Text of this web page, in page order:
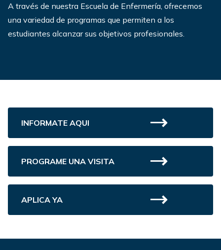
A través de nuestra Escuela de Enfermería, ofrecemos
una variedad de programas que permiten a los
estudiantes alcanzar sus objetivos profesionales.
INFORMATE AQUI
PROGRAME UNA VISITA
APLICA YA